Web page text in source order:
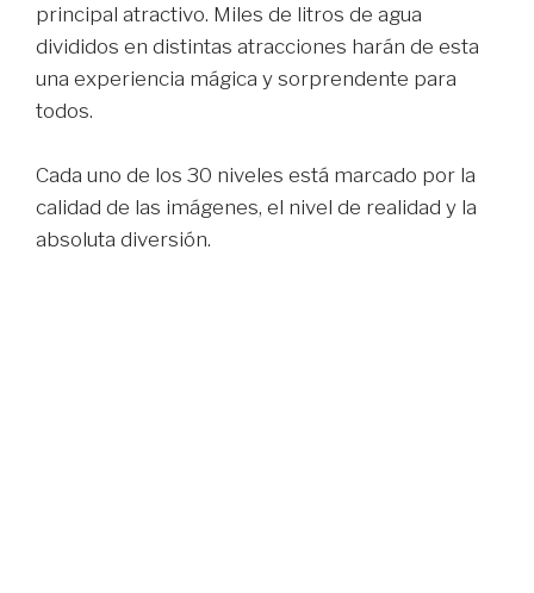
principal atractivo. Miles de litros de agua
divididos en distintas atracciones harán de esta
una experiencia mágica y sorprendente para
todos.
Cada uno de los 30 niveles está marcado por la
calidad de las imágenes, el nivel de realidad y la
absoluta diversión.